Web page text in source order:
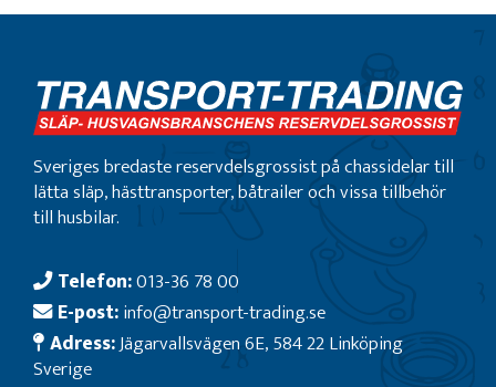
Sveriges bredaste reservdelsgrossist på chassidelar till
lätta släp, hästtransporter, båtrailer och vissa tillbehör
till husbilar.
Telefon:013-36 78 00
E-post:info@transport-trading.se
Adress:Jägarvallsvägen 6E, 584 22 Linköping
Sverige